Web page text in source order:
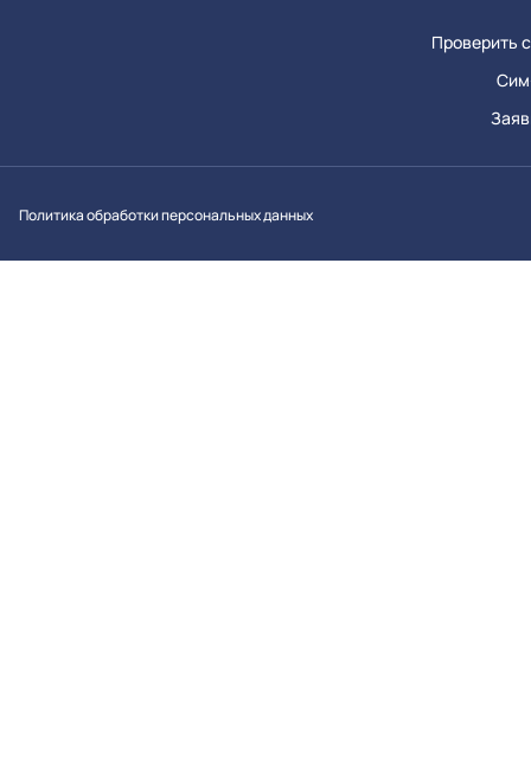
Проверить
Политика обработки персональных данных